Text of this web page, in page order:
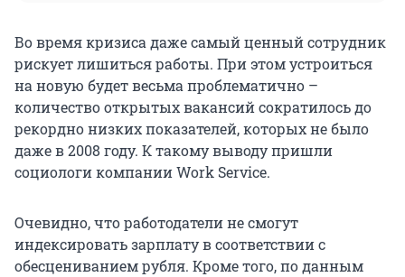
Во время кризиса даже самый ценный сотрудник
рискует лишиться работы. При этом устроиться
на новую будет весьма проблематично –
количество открытых вакансий сократилось до
рекордно низких показателей, которых не было
даже в 2008 году. К такому выводу пришли
социологи компании Work Service.
Очевидно, что работодатели не смогут
индексировать зарплату в соответствии с
обесцениванием рубля. Кроме того, по данным